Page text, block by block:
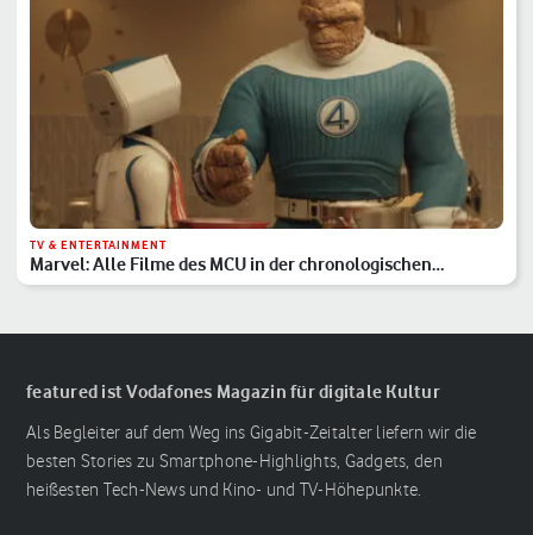
TV & ENTERTAINMENT
Marvel: Alle Filme des MCU in der chronologischen
Reihenfolge
featured ist Vodafones Magazin für digitale Kultur
Als Begleiter auf dem Weg ins Gigabit-Zeitalter liefern wir die
besten Stories zu Smartphone-Highlights, Gadgets, den
heißesten Tech-News und Kino- und TV-Höhepunkte.